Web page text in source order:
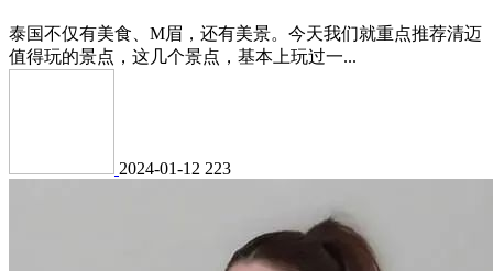
泰国不仅有美食、M眉，还有美景。今天我们就重点推荐清迈
值得玩的景点，这几个景点，基本上玩过一...
2024-01-12 223